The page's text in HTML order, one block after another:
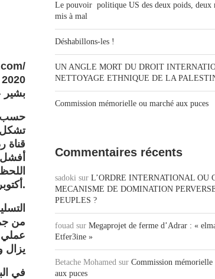
حسب
قناة
أفشل
أكتوبر 1988.
من
عملي
يزال
في
Le pouvoir politique US des deux poids, deux
mis à mal
Déshabillons-les !
UN ANGLE MORT DU DROIT
NETTOYAGE ETHNIQUE DE LA
Commission mémorielle ou marché aux puces
Commentaires récents
sadoki sur L’ORDRE INTERNATIONAL OU
MECANISME DE DOMINATION
PEUPLES ?
fouad sur Megaprojet de ferme d’Adrar : «
Etfer3ine »
Betache Mohamed sur Commission mémorielle
aux puces